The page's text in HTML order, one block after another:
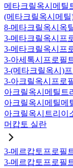
메타크릴옥시메틸
(메타크릴옥시메틸
8-메타크릴옥시옥
3-메타크릴옥시프
3-메타크릴옥시프
3-아세톡시프로필
3-(메타크릴옥시)
3-아크릴옥시프로
아크릴옥시메틸트
아크릴옥시메틸메
아크릴옥시트리이
머캅토 실란
3-메르캅토프로필
3-메르캅토프로필